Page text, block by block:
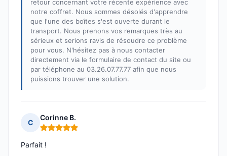
retour concernant votre récente expérience avec
notre coffret. Nous sommes désolés d'apprendre
que l'une des boîtes s'est ouverte durant le
transport. Nous prenons vos remarques très au
sérieux et serions ravis de résoudre ce problème
pour vous. N'hésitez pas à nous contacter
directement via le formulaire de contact du site ou
par téléphone au 03.26.07.77.77 afin que nous
puissions trouver une solution.
C
Corinne B.
Note : 5 sur 5
Parfait !